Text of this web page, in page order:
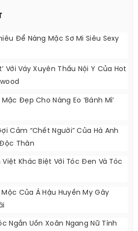
Để Nàng Mặc Sơ Mi Siêu Sexy
Với Váy Xuyên Thấu Nội Y Của Hot
Đẹp Cho Nàng Eo ‘bánh Mì’
Cảm “chết Người” Của Hà Anh
Thân
Việt Khác Biệt Với Tóc Đen Và Tóc
Của Á Hậu Huyền My Gây
Ngắn Uốn Xoăn Ngang Nữ Tính